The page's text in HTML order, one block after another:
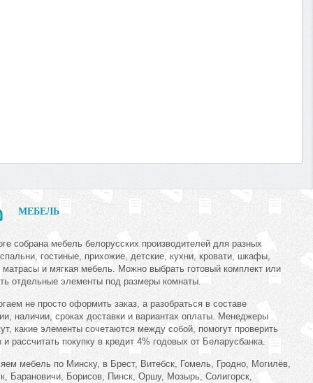
МЕБЕЛЬ
собрана мебель белорусских производителей для разных
гостиные, прихожие, детские, кухни, кровати, шкафы,
и мягкая мебель. Можно выбрать готовый комплект или
отдельные элементы под размеры комнаты.
не просто оформить заказ, а разобраться в составе
наличии, сроках доставки и вариантах оплаты. Менеджеры
какие элементы сочетаются между собой, помогут проверить
рассчитать покупку в кредит 4% годовых от Беларусбанка.
мебель по Минску, в Брест, Витебск, Гомель, Гродно, Могилёв,
Барановичи, Борисов, Пинск, Оршу, Мозырь, Солигорск,